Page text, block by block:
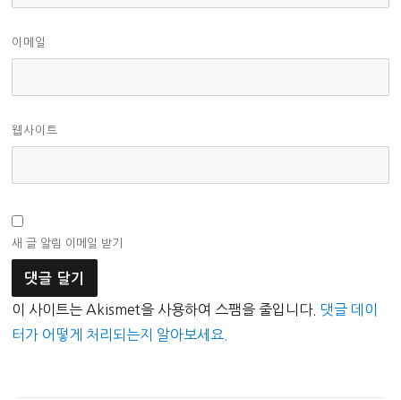
이메일
웹사이트
새 글 알림 이메일 받기
이 사이트는 Akismet을 사용하여 스팸을 줄입니다. 댓글 데이
터가 어떻게 처리되는지 알아보세요.